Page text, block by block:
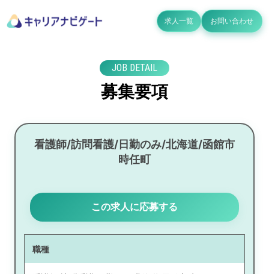
求人一覧 お問い合わせ
JOB DETAIL
募集要項
看護師/訪問看護/日勤のみ/北海道/函館市
時任町
この求人に応募する
職種